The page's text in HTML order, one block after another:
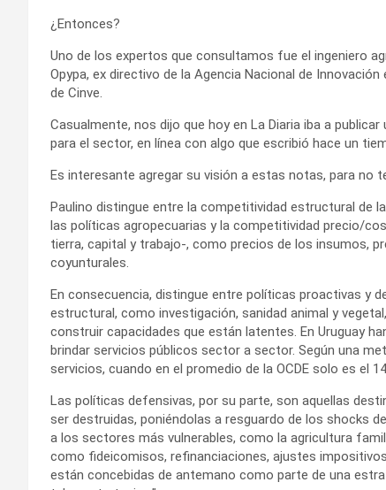
¿Entonces?
Uno de los expertos que consultamos fue el ingeniero
Opypa, ex directivo de la Agencia Nacional de
de Cinve.
Casualmente, nos dijo que hoy en La Diaria iba a
para el sector, en línea con algo que escribió hace un
Es interesante agregar su visión a estas notas, para no
Paulino distingue entre la competitividad estructural de
las políticas agropecuarias y la competitividad precio/
tierra, capital y trabajo-, como precios de los insumos,
coyunturales.
En consecuencia, distingue entre políticas proactivas y
estructural, como investigación, sanidad animal y
construir capacidades que están latentes. En Uruguay
brindar servicios públicos sector a sector. Según una
servicios, cuando en el promedio de la OCDE solo es el
Las políticas defensivas, por su parte, son aquellas
ser destruidas, poniéndolas a resguardo de los shocks
a los sectores más vulnerables, como la agricultura
como fideicomisos, refinanciaciones, ajustes
están concebidas de antemano como parte de una